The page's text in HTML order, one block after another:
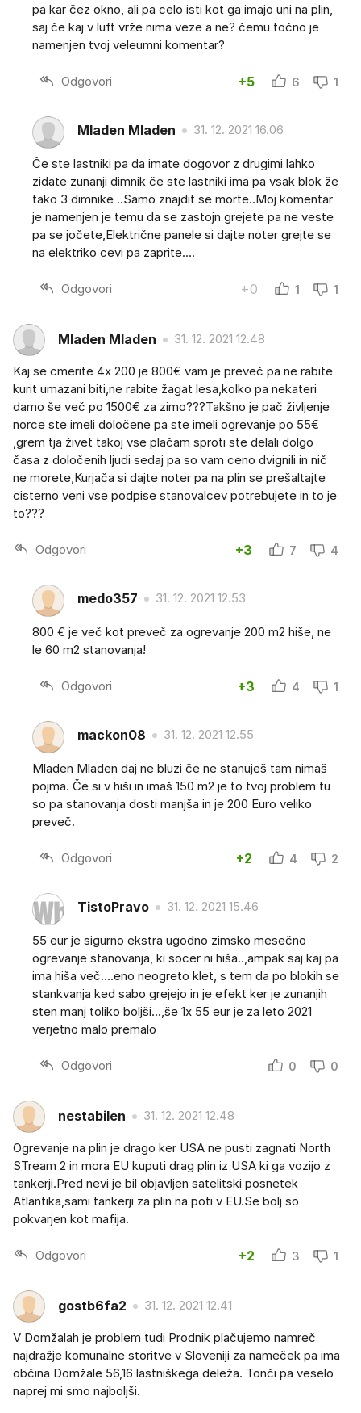
pa kar čez okno, ali pa celo isti kot ga imajo uni na plin,
saj če kaj v luft vrže nima veze a ne? čemu točno je
namenjen tvoj veleumni komentar?
Odgovori +5 6 1
Mladen Mladen 31. 12. 2021 16.06
Če ste lastniki pa da imate dogovor z drugimi lahko
zidate zunanji dimnik če ste lastniki ima pa vsak blok že
tako 3 dimnike ..Samo znajdit se morte..Moj komentar
je namenjen je temu da se zastojn grejete pa ne veste
pa se jočete,Električne panele si dajte noter grejte se
na elektriko cevi pa zaprite....
Odgovori +0 1 1
Mladen Mladen 31. 12. 2021 12.48
Kaj se cmerite 4x 200 je 800€ vam je preveč pa ne rabite
kurit umazani biti,ne rabite žagat lesa,kolko pa nekateri
damo še več po 1500€ za zimo???Takšno je pač življenje
norce ste imeli določene pa ste imeli ogrevanje po 55€
,grem tja živet takoj vse plačam sproti ste delali dolgo
časa z določenih ljudi sedaj pa so vam ceno dvignili in nič
ne morete,Kurjača si dajte noter pa na plin se prešaltajte
cisterno veni vse podpise stanovalcev potrebujete in to je
to???
Odgovori +3 7 4
medo357 31. 12. 2021 12.53
800 € je več kot preveč za ogrevanje 200 m2 hiše, ne
le 60 m2 stanovanja!
Odgovori +3 4 1
mackon08 31. 12. 2021 12.55
Mladen Mladen daj ne bluzi če ne stanuješ tam nimaš
pojma. Če si v hiši in imaš 150 m2 je to tvoj problem tu
so pa stanovanja dosti manjša in je 200 Euro veliko
preveč.
Odgovori +2 4 2
TistoPravo 31. 12. 2021 15.46
55 eur je sigurno ekstra ugodno zimsko mesečno
ogrevanje stanovanja, ki socer ni hiša..,ampak saj kaj pa
ima hiša več....eno neogreto klet, s tem da po blokih se
stankvanja ked sabo grejejo in je efekt ker je zunanjih
sten manj toliko boljši...,še 1x 55 eur je za leto 2021
verjetno malo premalo
Odgovori 0 0
nestabilen 31. 12. 2021 12.48
Ogrevanje na plin je drago ker USA ne pusti zagnati North
STream 2 in mora EU kuputi drag plin iz USA ki ga vozijo z
tankerji.Pred nevi je bil objavljen satelitski posnetek
Atlantika,sami tankerji za plin na poti v EU.Se bolj so
pokvarjen kot mafija.
Odgovori +2 3 1
gostb6fa2 31. 12. 2021 12.41
V Domžalah je problem tudi Prodnik plačujemo namreč
najdražje komunalne storitve v Sloveniji za nameček pa ima
občina Domžale 56,16 lastniškega deleža. Tonči pa veselo
naprej mi smo najboljši.